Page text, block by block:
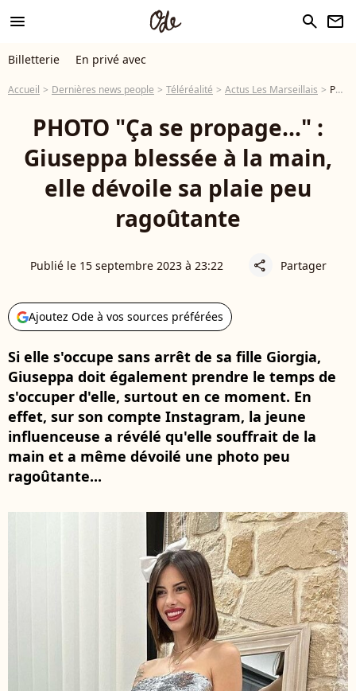
menu search newsletter
Billetterie En privé avec
Accueil Dernières news people Téléréalité Actus Les Marseillais PHOTO "Ça se propage..." : Giuseppa blessée à la main, elle dévoile sa plaie peu ragoûtante
PHOTO "Ça se propage..." :
Giuseppa blessée à la main,
elle dévoile sa plaie peu
ragoûtante
Publié le 15 septembre 2023 à 23:22 share Partager
Ajoutez Ode à vos sources préférées
Si elle s'occupe sans arrêt de sa fille Giorgia,
Giuseppa doit également prendre le temps de
s'occuper d'elle, surtout en ce moment. En
effet, sur son compte Instagram, la jeune
influenceuse a révélé qu'elle souffrait de la
main et a même dévoilé une photo peu
ragoûtante...